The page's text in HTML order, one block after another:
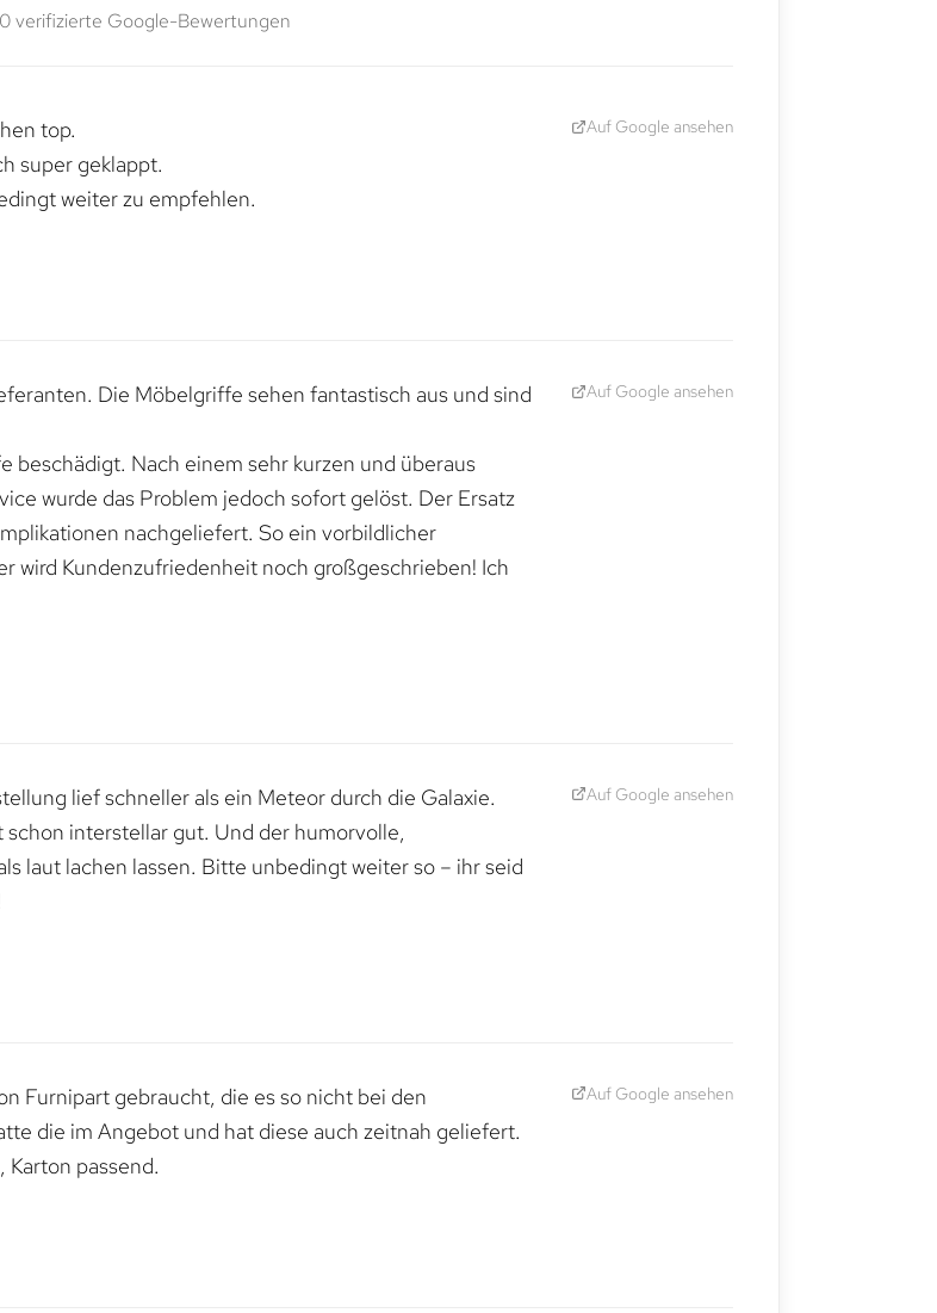
verifizierte Google-Bewertungen
top.
super geklappt.
weiter zu empfehlen.
Auf Google ansehen
Die Möbelgriffe sehen fantastisch aus und sind
beschädigt. Nach einem sehr kurzen und überaus
wurde das Problem jedoch sofort gelöst. Der Ersatz
nachgeliefert. So ein vorbildlicher
wird Kundenzufriedenheit noch großgeschrieben! Ich
Auf Google ansehen
lief schneller als ein Meteor durch die Galaxie.
interstellar gut. Und der humorvolle,
laut lachen lassen. Bitte unbedingt weiter so – ihr seid
Auf Google ansehen
Furnipart gebraucht, die es so nicht bei den
die im Angebot und hat diese auch zeitnah geliefert.
passend.
Auf Google ansehen